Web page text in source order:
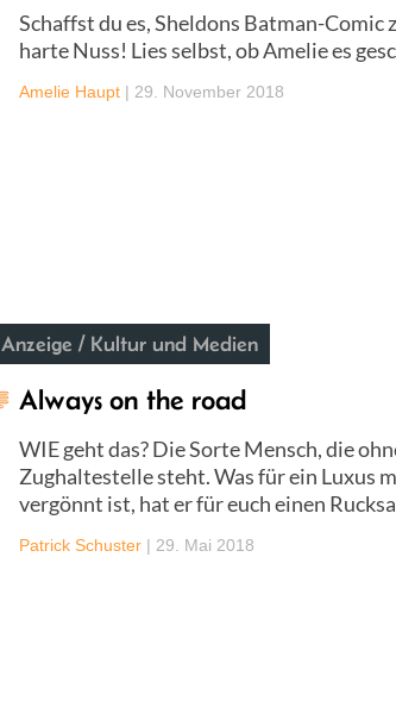
Schaffst du es, Sheldons Batman-Comic
harte Nuss! Lies selbst, ob Amelie es
Amelie Haupt | 29. November 2018
Anzeige / Kultur und Medien
Always on the road
WIE geht das? Die Sorte Mensch, die
Zughaltestelle steht. Was für ein Luxus
vergönnt ist, hat er für euch einen
Patrick Schuster | 29. Mai 2018